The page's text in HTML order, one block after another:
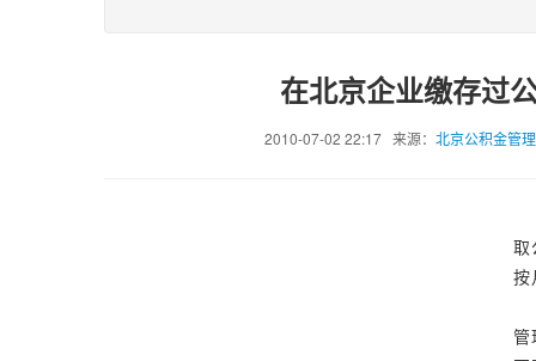
在北京企业缴存过
2010-07-02 22:17 来源：北京公积金管
取
按
管